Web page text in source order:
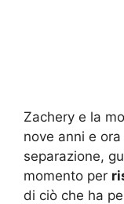
Zachery e la
nove anni e
separazione,
momento per
di ciò che ha